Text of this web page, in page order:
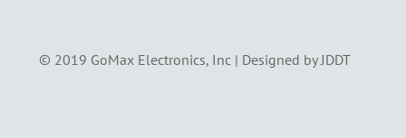
© 2019 GoMax Electronics, Inc | Designed by JDDT